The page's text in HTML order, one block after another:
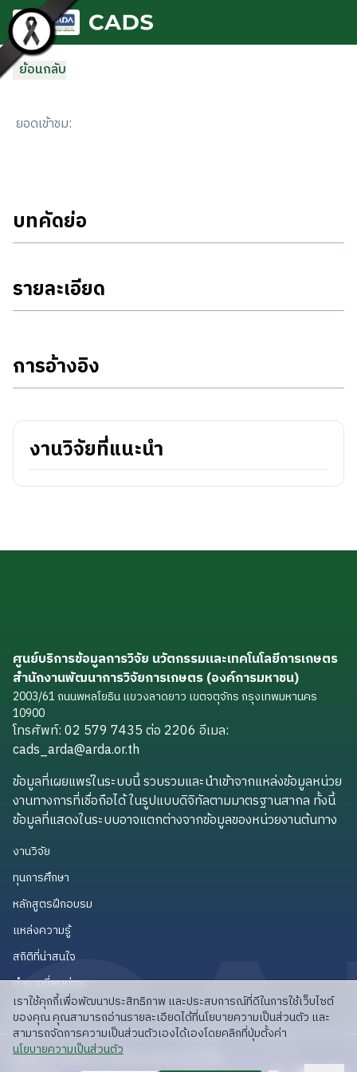
ข้ามไปยังเนื้อหาหลัก
ย้อนกลับ
ยอดเข้าชม:
บทคัดย่อ
รายละเอียด
การอ้างอิง
งานวิจัยที่แนะนำ
ศูนย์บริการข้อมูลการวิจัย นวัตกรรมและเทคโนโลยีการเกษตร
สำนักงานพัฒนาการวิจัยการเกษตร (องค์การมหาชน)
2003/61 ถนนพหลโยธิน แขวงลาดยาว เขตจตุจักร กรุงเทพมหานคร
10900
โทรศัพท์: 02 579 7435 ต่อ 2206 อีเมล:
cads_arda@arda.or.th
ข้อมูลที่เผยแพร่ในระบบนี้ รวบรวมและนำเข้าจากแหล่งข้อมูลหน่วย
งานทางการที่เชื่อถือได้ ในรูปแบบดิจิทัลตามมาตรฐานสากล ทั้งนี้
ข้อมูลที่แสดงในระบบอาจแตกต่างจากข้อมูลของหน่วยงานต้นทาง
งานวิจัย
ทุนการศึกษา
หลักสูตรฝึกอบรม
แหล่งความรู้แหล่งความรู้
สถิติที่น่าสนใจ
คำถามที่พบบ่อยคำถามที่พบบ่อย
API สำหรับนักพัฒนาAPI สำหรับนักพัฒนา
ลิขสิทธิ์ © 2025 สวก: สำนักงานพัฒนาการวิจัย
เราใช้คุกกี้เพื่อพัฒนาประสิทธิภาพ และประสบการณ์ที่ดีในการใช้เว็บไซต์
ของคุณ คุณสามารถอ่านรายละเอียดได้ที่นโยบายความเป็นส่วนตัว และ
สามารถจัดการความเป็นส่วนตัวเองได้เองโดยคลิกที่ปุ่มตั้งค่า
read privacy policy
นโยบายความเป็นส่วนตัว